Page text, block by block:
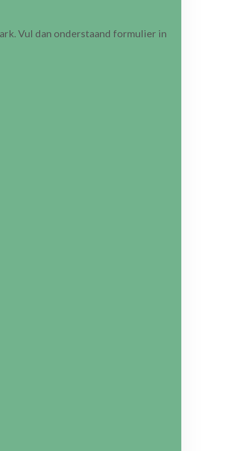
Vul dan onderstaand formulier in